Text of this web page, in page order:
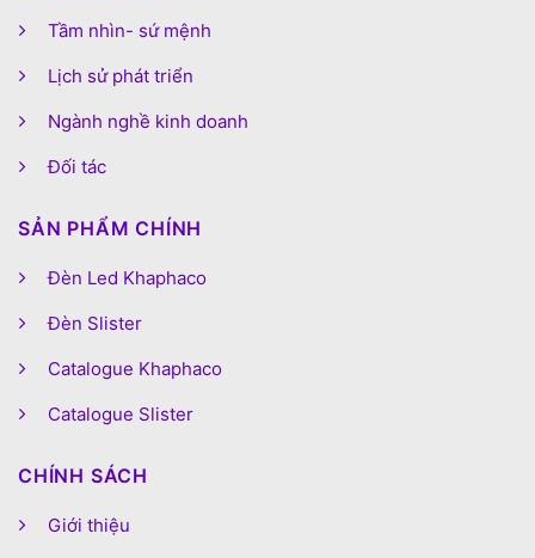
Tầm nhìn- sứ mệnh
Lịch sử phát triển
Ngành nghề kinh doanh
Đối tác
SẢN PHẨM CHÍNH
Đèn Led Khaphaco
Đèn Slister
Catalogue Khaphaco
Catalogue Slister
CHÍNH SÁCH
Giới thiệu